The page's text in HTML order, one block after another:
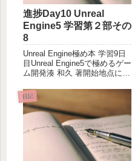
進捗Day10 Unreal
Engine5 学習第２部その
8
Unreal Engine極め本 学習9日
目Unreal Engine5で極めるゲー
ム開発湊 和久 著開始地点にリ
たので、あとはライフ3機とか
状態管理できたらもうゲーム
できそうな感じになってきま
した。分厚さに圧倒さ...
日記